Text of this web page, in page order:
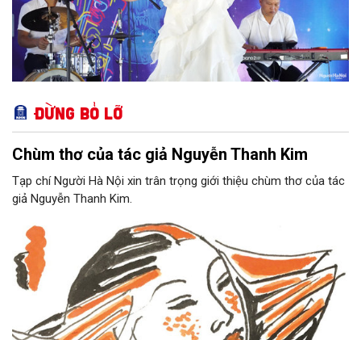
Đừng bỏ lỡ
Chùm thơ của tác giả Nguyễn Thanh Kim
Tạp chí Người Hà Nội xin trân trọng giới thiệu chùm thơ của tác
giả Nguyễn Thanh Kim.